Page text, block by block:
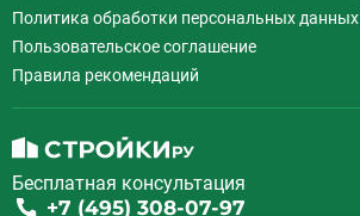
Политика обработки персональных данных
Пользовательское соглашение
Правила рекомендаций
Бесплатная консультация
+7 (495) 308-07-97